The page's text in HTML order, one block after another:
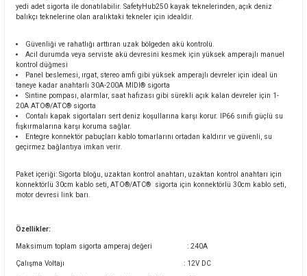
yedi adet sigorta ile donatılabilir. SafetyHub250 kayak teknelerinden, açık deniz
balıkçı teknelerine olan aralıktaki tekneler için idealdir.
Güvenliği ve rahatlığı arttıran uzak bölgeden akü kontrolü.
Acil durumda veya serviste akü devresini kesmek için yüksek amperajlı manuel
kontrol düğmesi
Panel beslemesi, ırgat, stereo amfi gibi yüksek amperajlı devreler için ideal ün
taneye kadar anahtarlı 30A-200A MIDI® sigorta
Sintine pompası, alarmlar, saat hafızası gibi sürekli açık kalan devreler için 1-
20A ATO®/ATC® sigorta
Contalı kapak sigortaları sert deniz koşullarına karşı korur. IP66 sınıfı güçlü su
fışkırmalarına karşı koruma sağlar.
Entegre konnektör pabuçları kablo tomarlarını ortadan kaldırır ve güvenli, su
geçirmez bağlantıya imkan verir.
Paket içeriği: Sigorta bloğu, uzaktan kontrol anahtarı, uzaktan kontrol anahtarı için
konnektörlü 30cm kablo seti, ATO®/ATC®
sigorta için konnektörlü 30cm kablo seti,
motor devresi link barı.
Özellikler:
Maksimum toplam sigorta amperaj değeri : 240A
Çalışma Voltajı : 12V DC